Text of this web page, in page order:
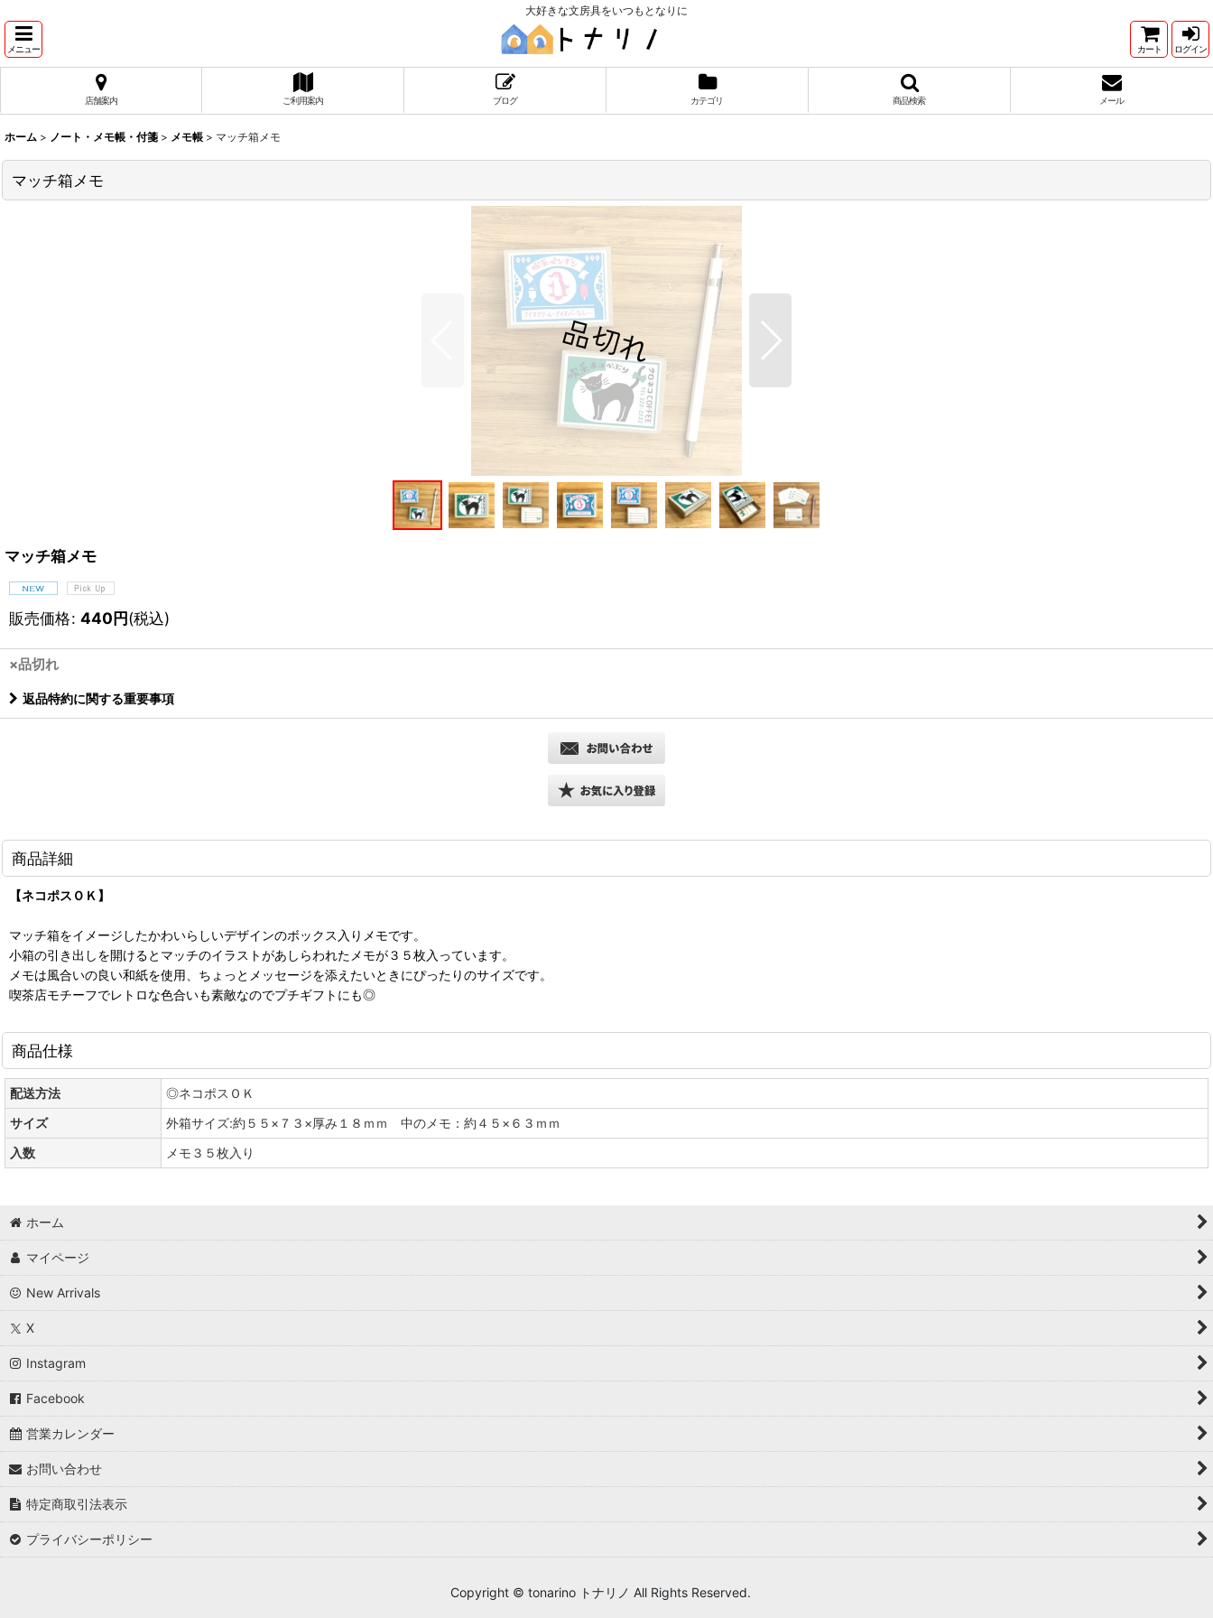
大好きな文房具をいつもとなりに
メニュー カート ログイン
店舗案内 ご利用案内 ブログ カテゴリ 商品検索 メール
ホーム > ノート・メモ帳・付箋 > メモ帳 > マッチ箱メモ
マッチ箱メモ
マッチ箱メモ
販売価格: 440円(税込)
×品切れ
返品特約に関する重要事項
商品詳細
【ネコポスＯＫ】
マッチ箱をイメージしたかわいらしいデザインのボックス入りメモです。
小箱の引き出しを開けるとマッチのイラストがあしらわれたメモが３５枚入っています。
メモは風合いの良い和紙を使用、ちょっとメッセージを添えたいときにぴったりのサイズです。
喫茶店モチーフでレトロな色合いも素敵なのでプチギフトにも◎
商品仕様
配送方法
◎ネコポスＯＫ
サイズ
外箱サイズ:約５５×７３×厚み１８ｍｍ 中のメモ：約４５×６３ｍｍ
入数
メモ３５枚入り
ホーム
マイページ
New Arrivals
X
Instagram
Facebook
営業カレンダー
お問い合わせ
特定商取引法表示
プライバシーポリシー
Copyright © tonarino トナリノ All Rights Reserved.